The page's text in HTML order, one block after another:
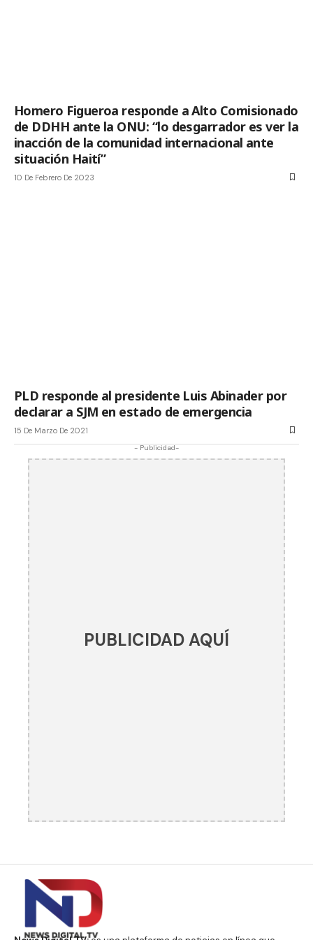
Homero Figueroa responde a Alto Comisionado
de DDHH ante la ONU: “lo desgarrador es ver la
inacción de la comunidad internacional ante
situación Haití”
10 De Febrero De 2023
PLD responde al presidente Luis Abinader por
declarar a SJM en estado de emergencia
15 De Marzo De 2021
- Publicidad-
PUBLICIDAD AQUÍ